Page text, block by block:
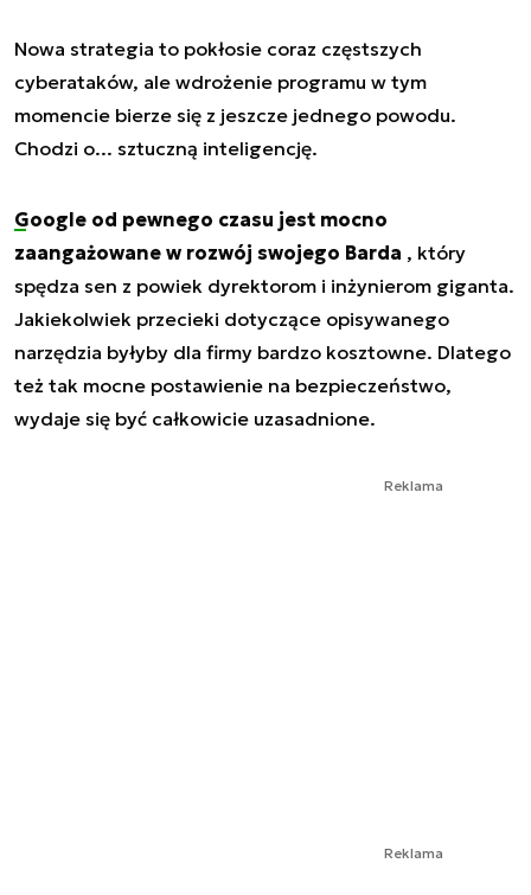
Nowa strategia to pokłosie coraz częstszych
cyberataków, ale wdrożenie programu w tym
momencie bierze się z jeszcze jednego powodu.
Chodzi o... sztuczną inteligencję.
Google od pewnego czasu jest mocno
zaangażowane w rozwój swojego Barda , który
spędza sen z powiek dyrektorom i inżynierom giganta.
Jakiekolwiek przecieki dotyczące opisywanego
narzędzia byłyby dla firmy bardzo kosztowne. Dlatego
też tak mocne postawienie na bezpieczeństwo,
wydaje się być całkowicie uzasadnione.
Reklama
Reklama